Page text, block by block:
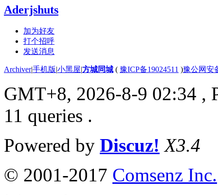
Aderjshuts
加为好友
打个招呼
发送消息
Archiver|手机版|小黑屋|方城同城 ( 豫ICP备19024511 )豫公网安
GMT+8, 2026-8-9 02:34 ,
11 queries .
Powered by Discuz! X3.4
© 2001-2017 Comsenz Inc.